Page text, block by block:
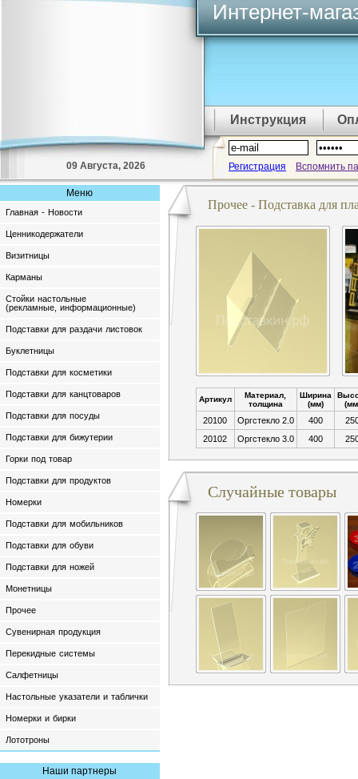
09 Августа, 2026
Интернет-
Инструкция
Регистрация Вспомнить
Меню
Главная - Новости
Ценникодержатели
Визитницы
Карманы
Стойки настольные
(рекламные, информационные)
Подставки для раздачи листовок
Буклетницы
Подставки для косметики
Подставки для канцтоваров
Подставки для посуды
Подставки для бижутерии
Горки под товар
Подставки для продуктов
Номерки
Подставки для мобильников
Подставки для обуви
Подставки для ножей
Монетницы
Прочее
Сувенирная продукция
Перекидные системы
Салфетницы
Настольные указатели и таблички
Номерки и бирки
Лототроны
Наши партнеры
Прочее - Подставка для
Артикул
Материал,
толщина
Ширина
(мм)
20100 Оргстекло 2.0 400
20102
Оргстекло 3.0 400
Случайные товары